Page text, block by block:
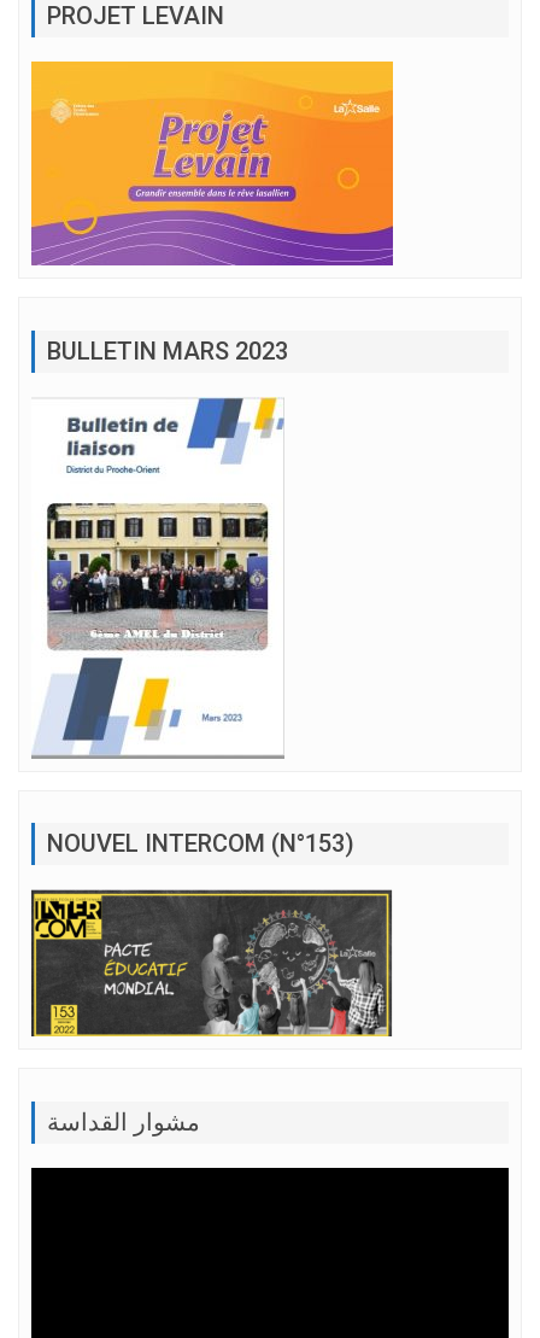
PROJET LEVAIN
BULLETIN MARS 2023
NOUVEL INTERCOM (N°153)
مشوار القداسة